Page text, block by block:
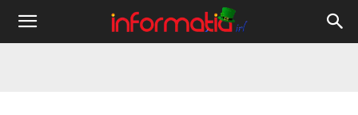
Informația